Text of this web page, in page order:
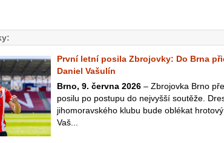
První letní posila Zbrojovky: Do Brna
Daniel Vašulín
Brno, 9. června 2026 – Zbrojovka Brno
posilu po postupu do nejvyšší soutěže.
jihomoravského klubu bude oblékat
Vaš...